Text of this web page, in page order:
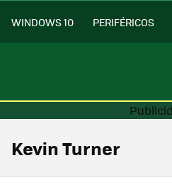
WINDOWS 10 PERIFÉRICOS
Kevin Turner